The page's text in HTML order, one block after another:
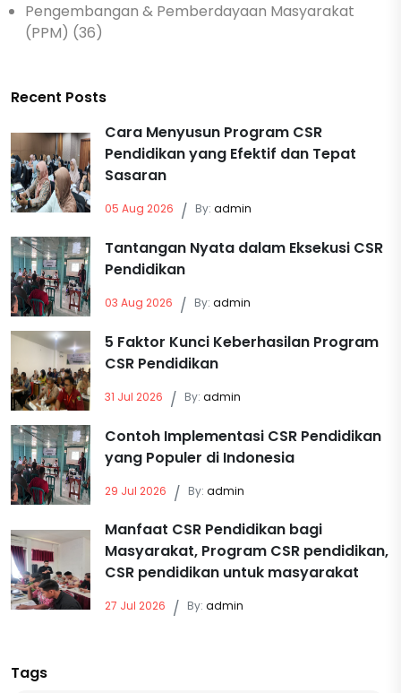
Pengembangan & Pemberdayaan Masyarakat
(PPM) (36)
Recent Posts
Cara Menyusun Program CSR
Pendidikan yang Efektif dan Tepat
Sasaran
05 Aug 2026 / By: admin
Tantangan Nyata dalam Eksekusi CSR
Pendidikan
03 Aug 2026 / By: admin
5 Faktor Kunci Keberhasilan Program
CSR Pendidikan
31 Jul 2026 / By: admin
Contoh Implementasi CSR Pendidikan
yang Populer di Indonesia
29 Jul 2026 / By: admin
Manfaat CSR Pendidikan bagi
Masyarakat, Program CSR pendidikan,
CSR pendidikan untuk masyarakat
27 Jul 2026 / By: admin
Tags